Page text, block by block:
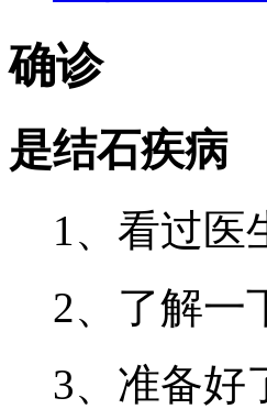
确诊
是结石疾病
1、看过医
2、了解一
3、准备好